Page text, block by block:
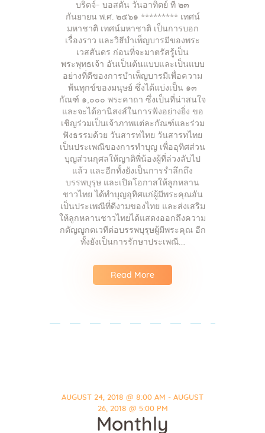
บริดจ์- บอสตัน วันอาทิตย์ ที่ ๒๓
กันยายน พ.ศ. ๒๕๖๑ ********* เทศน์
มหาชาติ เทศน์มหาชาติ เป็นการบอก
เรื่องราว และวิธีบำเพ็ญบารมีของพระ
เวสสันดร ก่อนที่จะมาตรัสรู้เป็น
พระพุทธเจ้า อันเป็นต้นแบบและเป็นแบบ
อย่างที่ดีของการบำเพ็ญบารมีเพื่อความ
พ้นทุกข์ของมนุษย์ ซึ่งได้แบ่งเป็น ๑๓
กัณฑ์ ๑,๐๐๐ พระคาถา ซึ่งเป็นที่น่าสนใจ
และจะได้อานิสงส์ในการฟังอย่างยิ่ง ขอ
เชิญร่วมเป็นเจ้าภาพแต่ละกัณฑ์และร่วม
ฟังธรรมด้วย วันสารทไทย วันสารทไทย
เป็นประเพณีของการทำบุญ เพื่ออุทิศส่วน
บุญส่วนกุศลให้ญาติพี่น้องผู้ที่ล่วงลับไป
แล้ว และอีกทั้งยังเป็นการรำลึกถึง
บรรพบุรุษ และเปิดโอกาสให้ลูกหลาน
ชาวไทย ได้ทำบุญอุทิศแก่ผู้มีพระคุณอัน
เป็นประเพณีที่ดีงามของไทย และส่งเสริม
ให้ลูกหลานชาวไทยได้แสดงออกถึงความ
กตัญญูกตเวทีต่อบรรพบุรุษผู้มีพระคุณ อีก
ทั้งยังเป็นการรักษาประเพณี…
Read More
AUGUST 24, 2018 @ 8:00 AM - AUGUST
26, 2018 @ 5:00 PM
Monthly